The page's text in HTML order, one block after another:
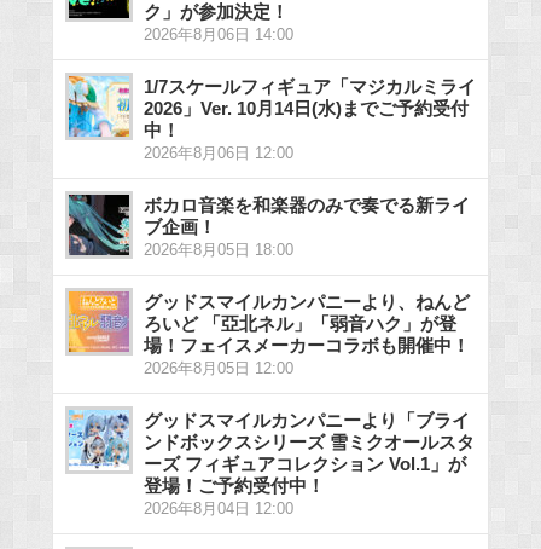
ク」が参加決定！
2026年8月06日 14:00
1/7スケールフィギュア「マジカルミライ
2026」Ver. 10月14日(水)までご予約受付
中！
2026年8月06日 12:00
ボカロ音楽を和楽器のみで奏でる新ライ
ブ企画！
2026年8月05日 18:00
グッドスマイルカンパニーより、ねんど
ろいど 「亞北ネル」「弱音ハク」が登
場！フェイスメーカーコラボも開催中！
2026年8月05日 12:00
グッドスマイルカンパニーより「ブライ
ンドボックスシリーズ 雪ミクオールスタ
ーズ フィギュアコレクション Vol.1」が
登場！ご予約受付中！
2026年8月04日 12:00